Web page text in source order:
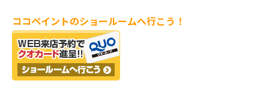
ココペイントのショールームへ行こう！